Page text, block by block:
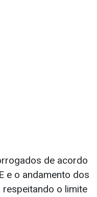
de acordo
e o andamento dos
o limite